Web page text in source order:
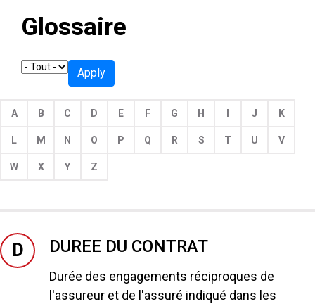
Glossaire
Apply
A B C D E F G H J K
L M N O P Q R S T U V
W X Y Z
D DUREE DU CONTRAT
Durée des engagements réciproques de
l'assureur et de l'assuré indiqué dans les